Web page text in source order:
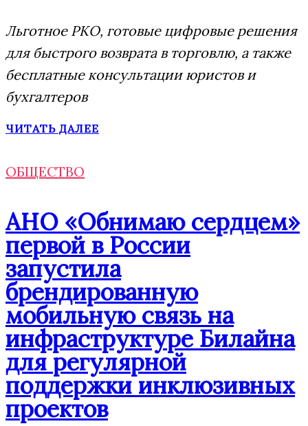
Льготное РКО, готовые цифровые решения
для быстрого возврата в торговлю, а также
бесплатные консультации юристов и
бухгалтеров
ЧИТАТЬ ДАЛЕЕ
ОБЩЕСТВО
АНО «Обнимаю сердцем»
первой в России
запустила
брендированную
мобильную связь на
инфраструктуре Билайна
для регулярной
поддержки инклюзивных
проектов